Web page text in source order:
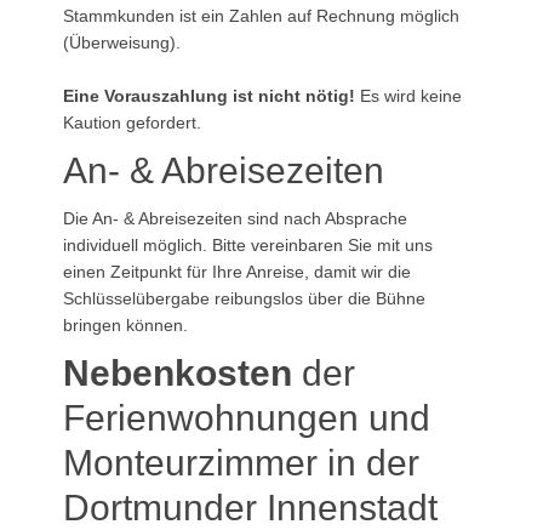
Stammkunden ist ein Zahlen auf Rechnung möglich
(Überweisung).
Eine Vorauszahlung ist nicht nötig! Es wird keine
Kaution gefordert.
An- & Abreisezeiten
Die An- & Abreisezeiten sind nach Absprache
individuell möglich. Bitte vereinbaren Sie mit uns
einen Zeitpunkt für Ihre Anreise, damit wir die
Schlüsselübergabe reibungslos über die Bühne
bringen können.
Nebenkosten der
Ferienwohnungen und
Monteurzimmer in der
Dortmunder Innenstadt